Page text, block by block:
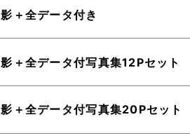
＋全データ付き
＋全データ付写真集12Pセット
＋全データ付写真集20Pセット